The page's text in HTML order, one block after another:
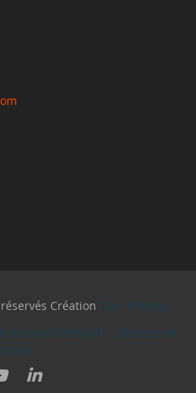
Création Com d'Happy
de confidentialité - Exercice de
droits